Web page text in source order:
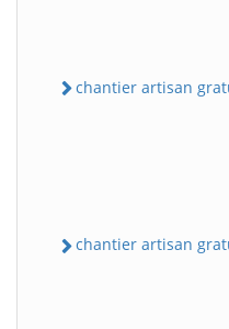
chantier artisan
chantier artisan